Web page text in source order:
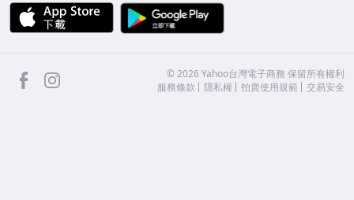
APP Store
facebook ©2026 Yahoo台灣電子商務 保留所有權利
服務條款
隱私權 拍賣使用規範 交易安全